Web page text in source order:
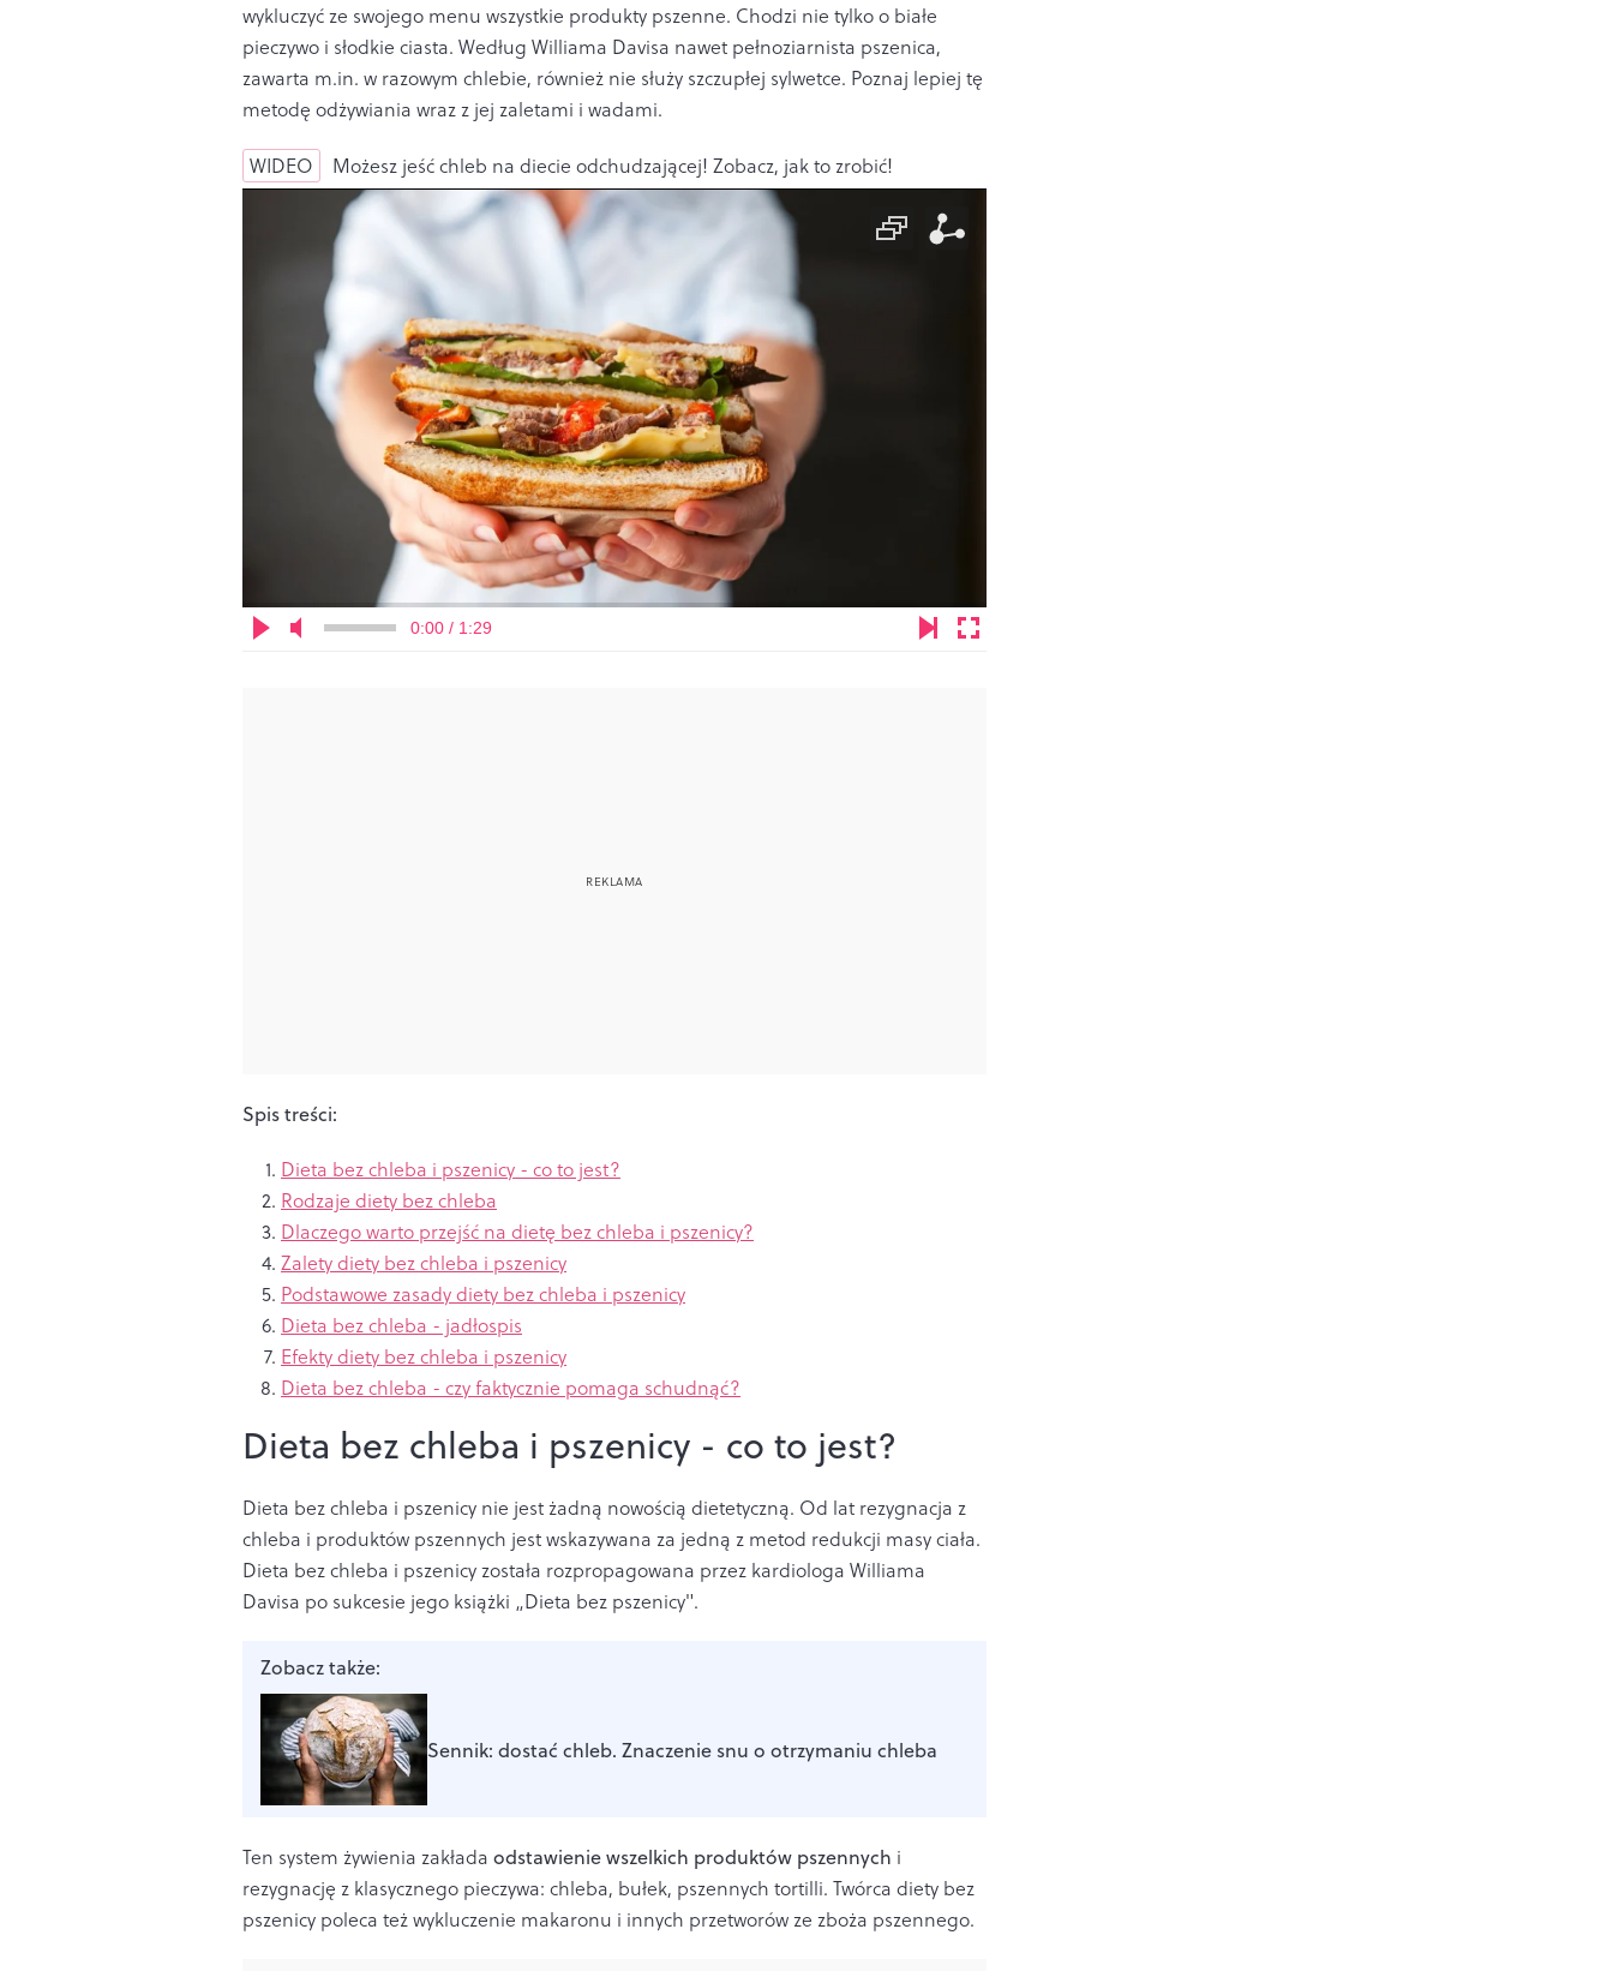
wykluczyć ze swojego menu wszystkie produkty pszenne. Chodzi nie tylko o białe
pieczywo i słodkie ciasta. Według Williama Davisa nawet pełnoziarnista pszenica,
zawarta m.in. w razowym chlebie, również nie służy szczupłej sylwetce. Poznaj lepiej tę
metodę odżywiania wraz z jej zaletami i wadami.
WIDEO Możesz jeść chleb na diecie odchudzającej! Zobacz, jak to zrobić!
0:00 / 1:29
Spis treści:
Dieta bez chleba i pszenicy - co to jest?
Rodzaje diety bez chleba
Dlaczego warto przejść na dietę bez chleba i pszenicy?
Zalety diety bez chleba i pszenicy
Podstawowe zasady diety bez chleba i pszenicy
Dieta bez chleba - jadłospis
Efekty diety bez chleba i pszenicy
Dieta bez chleba - czy faktycznie pomaga schudnąć?
Dieta bez chleba i pszenicy - co to jest?
Dieta bez chleba i pszenicy nie jest żadną nowością dietetyczną. Od lat rezygnacja z
chleba i produktów pszennych jest wskazywana za jedną z metod redukcji masy ciała.
Dieta bez chleba i pszenicy została rozpropagowana przez kardiologa Williama
Davisa po sukcesie jego książki „Dieta bez pszenicy".
Zobacz także:
Sennik: dostać chleb. Znaczenie snu o otrzymaniu chleba
Ten system żywienia zakłada odstawienie wszelkich produktów pszennych i
rezygnację z klasycznego pieczywa: chleba, bułek, pszennych tortilli. Twórca diety bez
pszenicy poleca też wykluczenie makaronu i innych przetworów ze zboża pszennego.